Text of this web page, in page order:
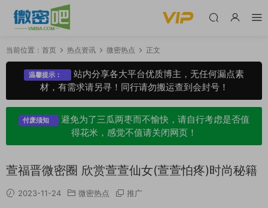
当前位置： 首页 热点资讯 微密热点 正文
温馨提示：
站内分享各大平台优质博主，无任何漏点素
材，有需求请另寻！同行请勿搬运查到会封号！
付废须知
避免为了三瓜两枣而不愉快，请自行考虑是否值
得花米，感觉不值请关闭网页！
萱福晋微密圈 欣赏萱萱仙女(萱萱怕疼)时尚秘籍
2023-11-24 微密热点 推广